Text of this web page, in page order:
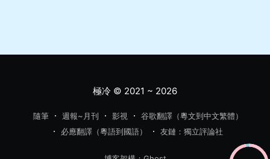
希望呢本書，可以幫你暫時逃離呢個節奏越來越快嘅世
惜每一段嘅相遇同陪伴 「首先，很久以前我就有這樣的考
開雙手，「藻奈美還活著的時候，我就想過，是不是讓她
上私立比較好，並且是那種一路直升大學的中學。我不想
讓她因為中考和高考吃苦。」 「也就是說，直子不想將來
極冷© 2021 ~ 2026
隨筆 週報~月刊 影視
谷歌翻譯（粵文到中文繁體）
必應翻譯（粵語到國語）
友鏈：獨立評論社